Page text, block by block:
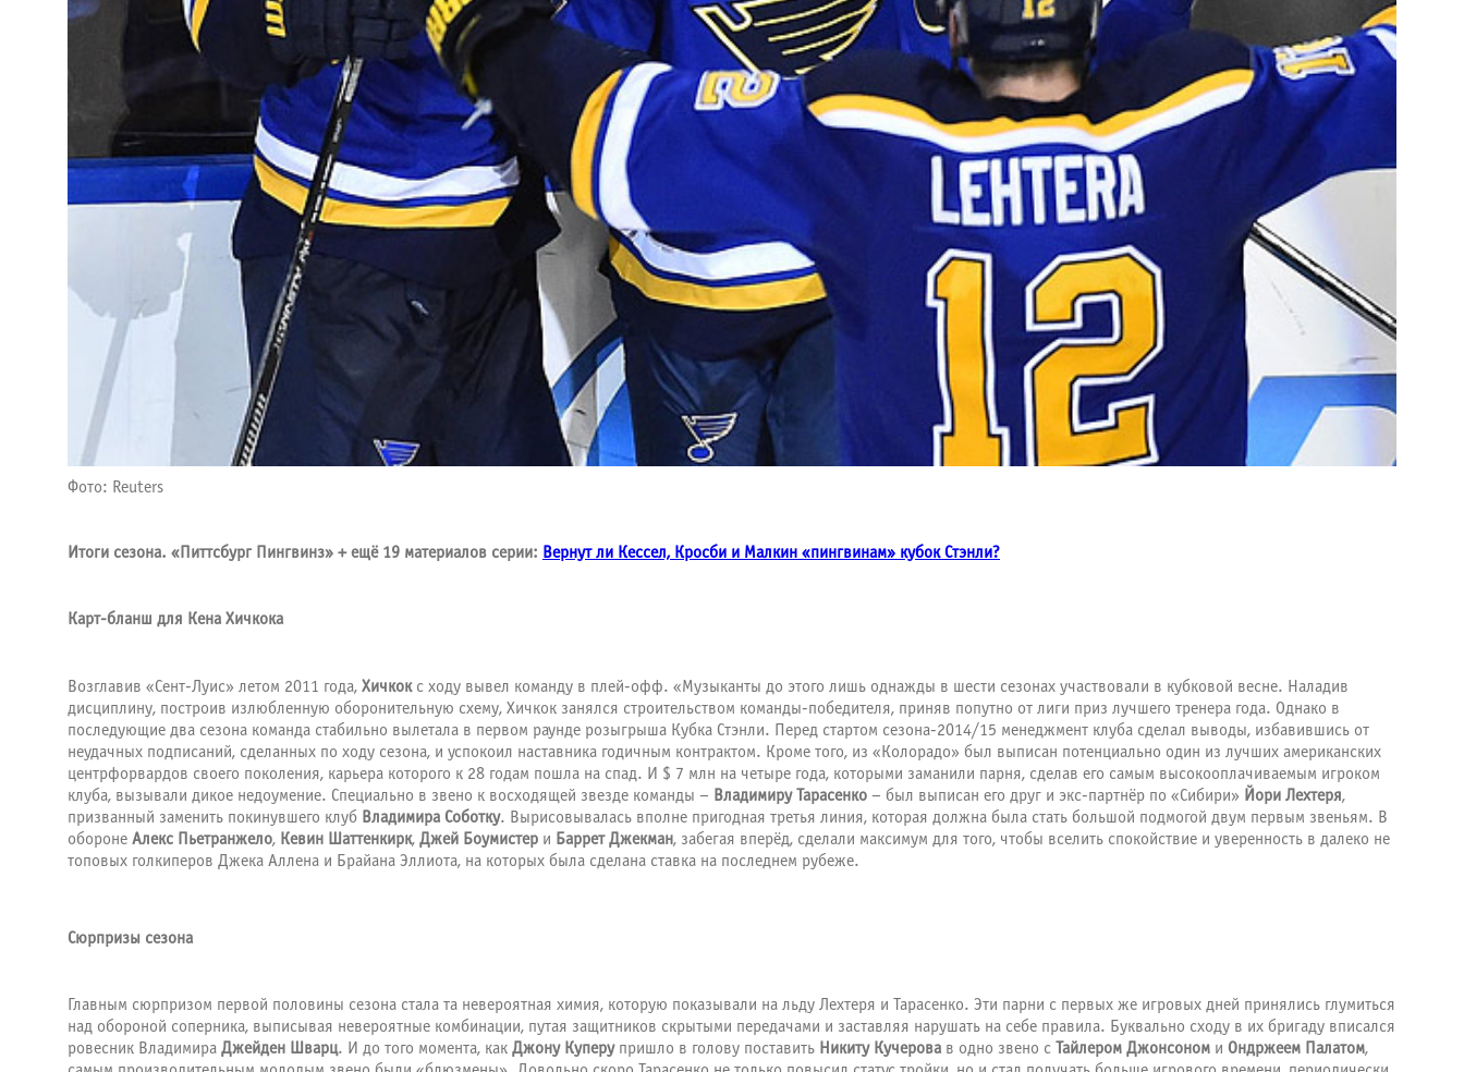
Фото: Reuters
Итоги сезона. «Питтсбург Пингвинз» + ещё 19 материалов серии: Вернут ли Кессел, Кросби и Малкин «пингвинам» кубок Стэнли?
Карт-бланш для Кена Хичкока
Возглавив «Сент-Луис» летом 2011 года, Хичкокс ходу вывел команду в плей-офф. «Музыканты до этого лишь однажды в шести сезонах участвовали в кубковой весне. Наладив
дисциплину, построив излюбленную оборонительную схему, Хичкок занялся строительством команды-победителя, приняв попутно от лиги приз лучшего тренера года. Однако в
последующие два сезона команда стабильно вылетала в первом раунде розыгрыша Кубка Стэнли. Перед стартом сезона-2014/15 менеджмент клуба сделал выводы, избавившись от
неудачных подписаний, сделанных по ходу сезона, и успокоил наставника годичным контрактом. Кроме того, из «Колорадо» был выписан потенциально один из лучших американских
центрфорвардов своего поколения, карьера которого к 28 годам пошла на спад. И $ 7 млн на четыре года, которыми заманили парня, сделав его самым высокооплачиваемым игроком
клуба, вызывали дикое недоумение. Специально в звено к восходящей звезде команды – Владимиру Тарасенко – был выписан его друг и экс-партнёр по «Сибири» Йори Лехтеря,
призванный заменить покинувшего клуб Владимира Соботку. Вырисовывалась вполне пригодная третья линия, которая должна была стать большой подмогой двум первым звеньям. В
обороне Алекс Пьетранжело, Кевин Шаттенкирк, Джей Боумистер и Баррет Джекман, забегая вперёд, сделали максимум для того, чтобы вселить спокойствие и уверенность в далеко не
топовых голкиперов Джека Аллена и Брайана Эллиота, на которых была сделана ставка на последнем рубеже.
Сюрпризы сезона
Главным сюрпризом первой половины сезона стала та невероятная химия, которую показывали на льду Лехтеря и Тарасенко. Эти парни с первых же игровых дней принялись глумиться
над обороной соперника, выписывая невероятные комбинации, путая защитников скрытыми передачами и заставляя нарушать на себе правила. Буквально сходу в их бригаду вписался
ровесник Владимира Джейден Шварц. И до того момента, как Джону Куперупришло в голову поставить Никиту Кучерова в одно звено с Тайлером Джонсоном и Ондржеем Палатом,